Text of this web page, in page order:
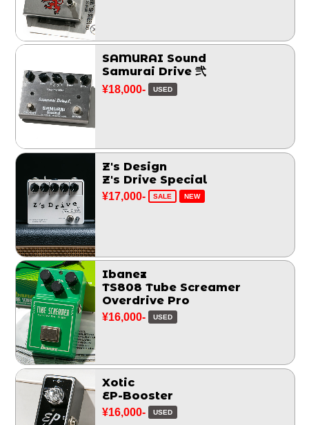
SAMURAI Sound
Samurai Drive 弐
¥18,000- USED
Z's Design
Z's Drive Special
¥17,000- SALE NEW
Ibanez
TS808 Tube Screamer
Overdrive Pro
¥16,000- USED
Xotic
EP-Booster
¥16,000- USED